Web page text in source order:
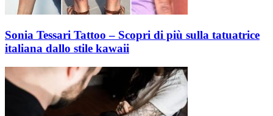
Sonia Tessari Tattoo – Scopri di più sulla tatuatrice
italiana dallo stile kawaii